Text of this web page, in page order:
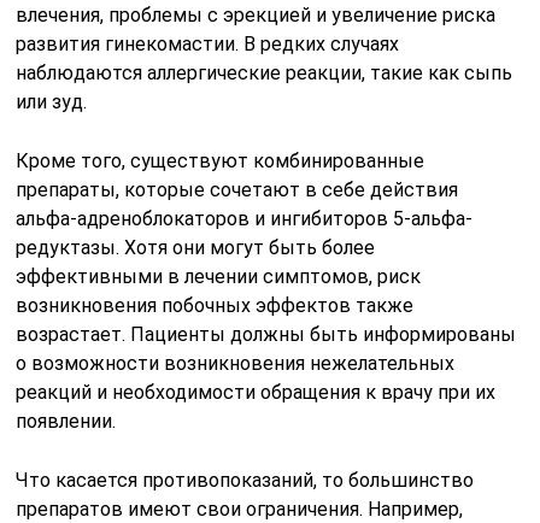
влечения, проблемы с эрекцией и увеличение риска
развития гинекомастии. В редких случаях
наблюдаются аллергические реакции, такие как сыпь
или зуд.
Кроме того, существуют комбинированные
препараты, которые сочетают в себе действия
альфа-адреноблокаторов и ингибиторов 5-альфа-
редуктазы. Хотя они могут быть более
эффективными в лечении симптомов, риск
возникновения побочных эффектов также
возрастает. Пациенты должны быть информированы
о возможности возникновения нежелательных
реакций и необходимости обращения к врачу при их
появлении.
Что касается противопоказаний, то большинство
препаратов имеют свои ограничения. Например,